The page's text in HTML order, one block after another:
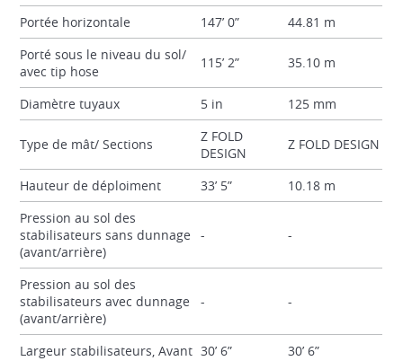
Portée horizontale
147’ 0”
44.81 m
Porté sous le niveau du sol/
avec tip hose
115’ 2” 35.10 m
Diamètre tuyaux 5 in 125 mm
Type de mât/ Sections
Z FOLD
DESIGN
Z FOLD DESIGN
Hauteur de déploiment 33’ 5”
10.18 m
Pression au sol des
stabilisateurs sans dunnage
(avant/arrière)
- -
Pression au sol des
stabilisateurs avec dunnage
(avant/arrière)
- -
Largeur stabilisateurs, Avant 30’ 6”
30’ 6”